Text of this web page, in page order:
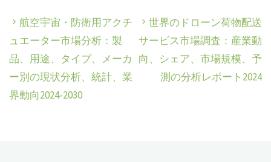
航空宇宙・防衛用アクチ
ュエーター市場分析：製
品、用途、タイプ、メーカ
ー別の現状分析、統計、業
界動向2024-2030
世界のドローン荷物配送
サービス市場調査：産業動
向、シェア、市場規模、予
測の分析レポート2024